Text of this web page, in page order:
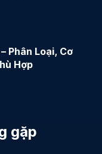
Phân Loại, Cơ
Hợp
gặp